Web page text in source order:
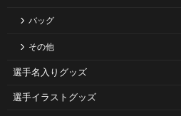
バッグ
その他
選手名入りグッズ
選手イラストグッズ